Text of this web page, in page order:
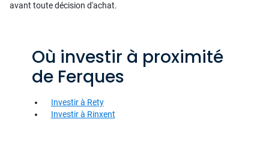
avant toute décision d'achat.
Où investir à proximité
de Ferques
Investir à Rety
Investir à Rinxent